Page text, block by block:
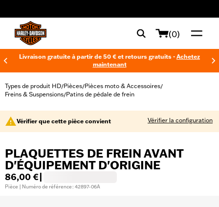
(0)
Livraison gratuite à partir de 50 € et retours gratuits - Achetez
maintenant
Types de produit HD/Pièces/Pièces moto & Accessoires/
Freins & Suspensions/Patins de pédale de frein
Vérifier que cette pièce convient Vérifier la configuration
PLAQUETTES DE FREIN AVANT
D'ÉQUIPEMENT D'ORIGINE
86,00 €
Pièce | Numéro de référence : 42897-06A